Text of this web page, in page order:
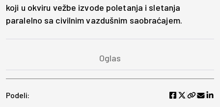
koji u okviru vežbe izvode poletanja i sletanja
paralelno sa civilnim vazdušnim saobraćajem.
Podeli: